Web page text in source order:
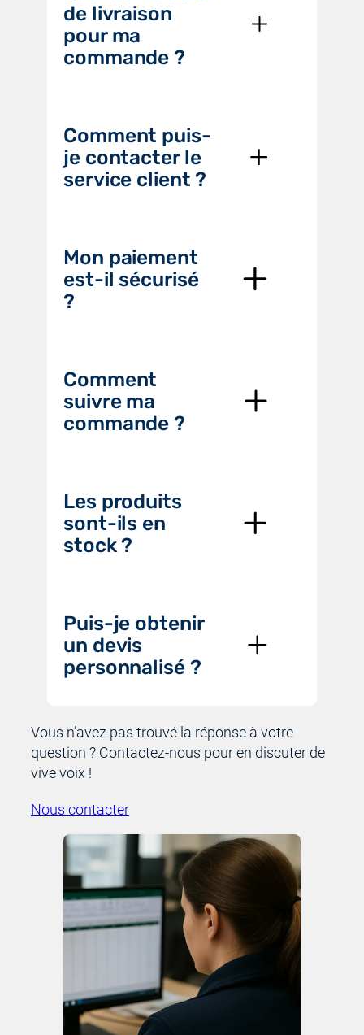
de livraison
pour ma
commande ?
Comment puis-
je contacter le
service client ?
Mon paiement
est-il sécurisé
?
Comment
suivre ma
commande ?
Les produits
sont-ils en
stock ?
Puis-je obtenir
un devis
personnalisé ?
Vous n’avez pas trouvé la réponse à votre
question ? Contactez-nous pour en discuter de
vive voix !
Nous contacter